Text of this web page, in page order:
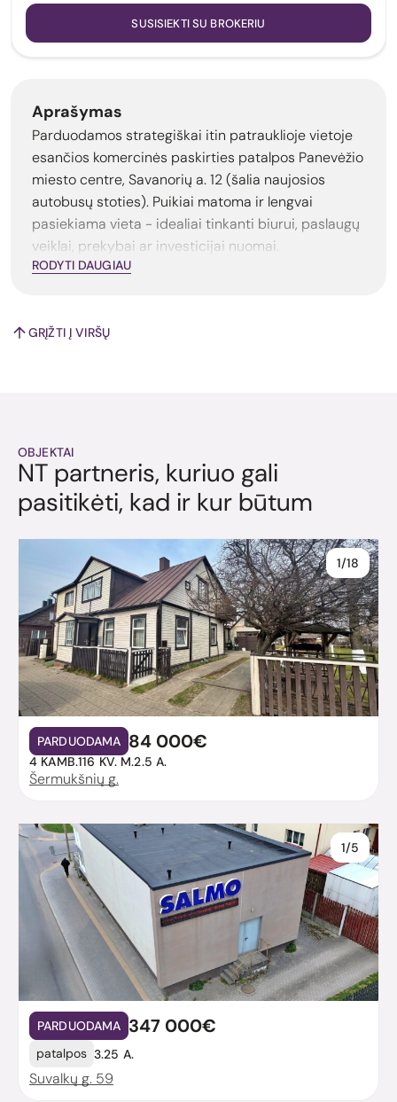
SUSISIEKTI SU BROKERIU
Aprašymas
Parduodamos strategiškai itin patrauklioje vietoje
esančios komercinės paskirties patalpos Panevėžio
miesto centre, Savanorių a. 12 (šalia naujosios
autobusų stoties). Puikiai matoma ir lengvai
pasiekiama vieta - idealiai tinkanti biurui, paslaugų
veiklai, prekybai ar investicijai nuomai.
RODYTI DAUGIAU
GRĮŽTI Į VIRŠŲ
OBJEKTAI
NT partneris, kuriuo gali
pasitikėti, kad ir kur būtum
1/18
PARDUODAMA 84 000€
4 KAMB.116 KV. M.2.5 A.
Šermukšnių g.
1/5
PARDUODAMA 347 000€
patalpos 3.25 A.
Suvalkų g. 59